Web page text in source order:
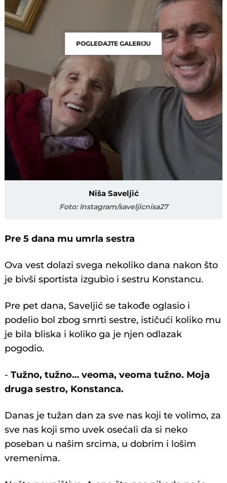
POGLEDAJTE GALERIJU
Niša Saveljić
Foto: Instagram/saveljicnisa27
Pre 5 dana mu umrla sestra
Ova vest dolazi svega nekoliko dana nakon što
je bivši sportista izgubio i sestru Konstancu.
Pre pet dana, Saveljić se takođe oglasio i
podelio bol zbog smrti sestre, ističući koliko mu
je bila bliska i koliko ga je njen odlazak
pogodio.
- Tužno, tužno… veoma, veoma tužno. Moja
druga sestro, Konstanca.
Danas je tužan dan za sve nas koji te volimo, za
sve nas koji smo uvek osećali da si neko
poseban u našim srcima, u dobrim i lošim
vremenima.